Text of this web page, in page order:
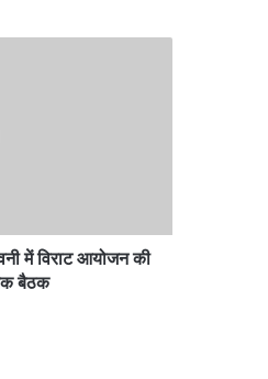
में विराट आयोजन की
बैठक